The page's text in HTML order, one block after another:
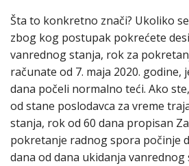
Šta to konkretno znači? Ukoliko
zbog kog postupak pokrećete
vanrednog stanja, rok za
računate od 7. maja 2020.
dana počeli normalno teći. Ako
od stane poslodavca za vreme
stanja, rok od 60 dana propisan
pokretanje radnog spora počinje
dana od dana ukidanja vanrednog